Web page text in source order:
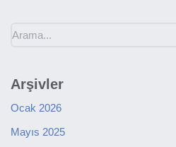
Arşivler
Ocak 2026
Mayıs 2025